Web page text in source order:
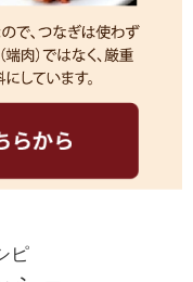
ピ